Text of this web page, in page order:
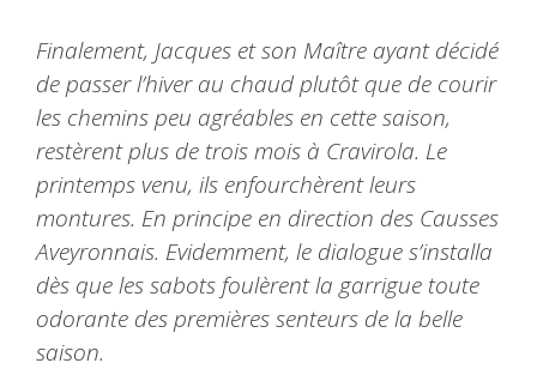
Finalement, Jacques et son Maître ayant décidé
de passer l’hiver au chaud plutôt que de courir
les chemins peu agréables en cette saison,
restèrent plus de trois mois à Cravirola. Le
printemps venu, ils enfourchèrent leurs
montures. En principe en direction des Causses
Aveyronnais. Evidemment, le dialogue s’installa
dès que les sabots foulèrent la garrigue toute
odorante des premières senteurs de la belle
saison.